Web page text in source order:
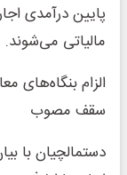
مالیاتی می‌شوند.
الزام بنگاه‌های
سقف مصوب
دستمالچیان با